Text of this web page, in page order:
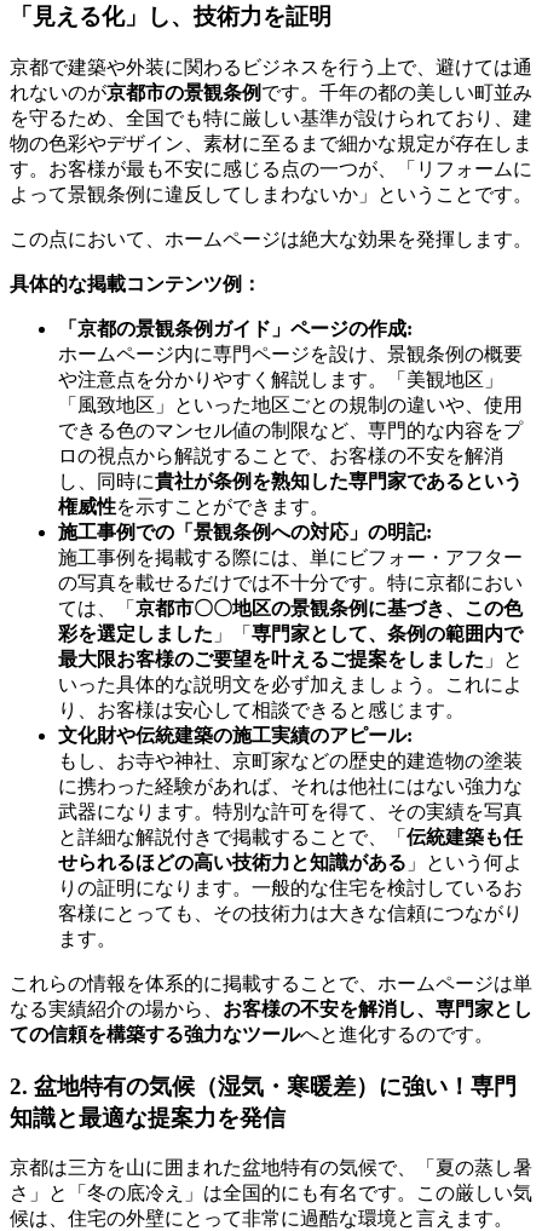
「見える化」し、技術力を証明
京都で建築や外装に関わるビジネスを行う上で、避けては通
れないのが京都市の景観条例 です。千年の都の美しい町並み
を守るため、全国でも特に厳しい基準が設けられており、建
物の色彩やデザイン、素材に至るまで細かな規定が存在しま
す。お客様が最も不安に感じる点の一つが、「リフォームに
よって景観条例に違反してしまわないか」ということです。
この点において、ホームページは絶大な効果を発揮します。
具体的な掲載コンテンツ例：
「京都の景観条例ガイド」ページの作成:
ホームページ内に専門ページを設け、景観条例の概要
や注意点を分かりやすく解説します。「美観地区」
「風致地区」といった地区ごとの規制の違いや、使用
できる色のマンセル値の制限など、専門的な内容をプ
ロの視点から解説することで、お客様の不安を解消
し、同時に貴社が条例を熟知した専門家であるという
権威性を示すことができます。
施工事例での「景観条例への対応」の明記:
施工事例を掲載する際には、単にビフォー・アフター
の写真を載せるだけでは不十分です。特に京都におい
ては、「 京都市〇〇地区の景観条例に基づき、この色
彩を選定しました 」「 専門家として、条例の範囲内で
最大限お客様のご要望を叶えるご提案をしました 」と
いった具体的な説明文を必ず加えましょう。これによ
り、お客様は安心して相談できると感じます。
文化財や伝統建築の施工実績のアピール:
もし、お寺や神社、京町家などの歴史的建造物の塗装
に携わった経験があれば、それは他社にはない強力な
武器になります。特別な許可を得て、その実績を写真
と詳細な解説付きで掲載することで、「 伝統建築も任
せられるほどの高い技術力と知識がある 」という何よ
りの証明になります。一般的な住宅を検討しているお
客様にとっても、その技術力は大きな信頼につながり
ます。
これらの情報を体系的に掲載することで、ホームページは単
なる実績紹介の場から、 お客様の不安を解消し、専門家とし
ての信頼を構築する強力なツールへと進化するのです。
2. 盆地特有の気候（湿気・寒暖差）に強い！専門
知識と最適な提案力を発信
京都は三方を山に囲まれた盆地特有の気候で、「夏の蒸し暑
さ」と「冬の底冷え」は全国的にも有名です。この厳しい気
候は、住宅の外壁にとって非常に過酷な環境と言えます。